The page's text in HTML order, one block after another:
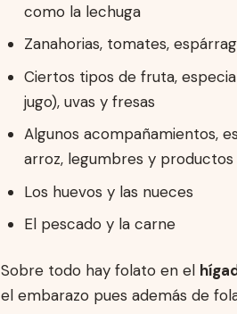
como la lechuga
Zanahorias, tomates,
Ciertos tipos de fruta,
jugo), uvas y fresas
Algunos acompañamientos,
arroz, legumbres y productos
Los huevos y las nueces
El pescado y la carne
Sobre todo hay folato en el
el embarazo pues además de